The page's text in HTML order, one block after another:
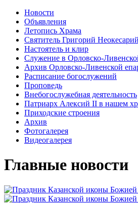
Новости
Объявления
Летопись Храма
Святитель Григорий
Настоятель и клир
Служение в Орловско-
Архив Орловско-Ливенской
Расписание богослужений
Проповедь
Внебогослужебная деятельность
Патриарх Алексий II в нашем
Приходские строения
Архив
Фотогалерея
Видеогалерея
Главные новости